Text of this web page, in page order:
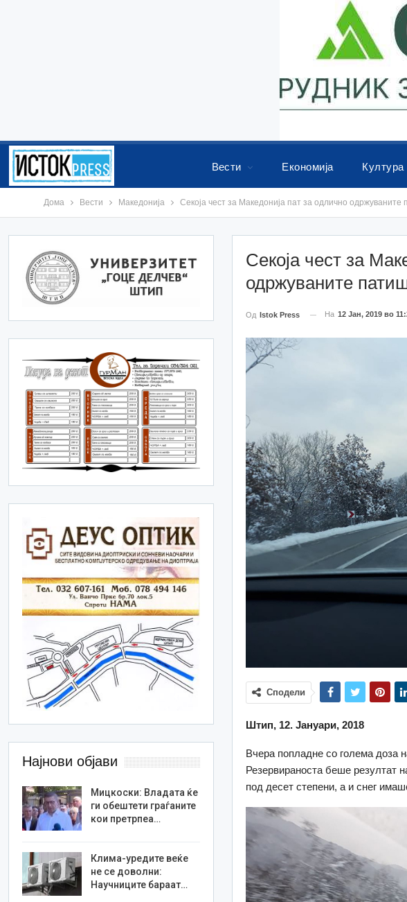
Вести Економија Култура
Дома Вести Македонија Секоја чест за Македонија пат за одлично одржуваните
Секоја чест за
одржуваните
Од Istok Press На 12 Јан, 2019 во
Сподели
Штип, 12. Јануари, 2018
Вчера попладне со голема доза
Резервираноста беше резултат
под десет степени, а и снег
Најнови објави
Мицкоски: Владата ќе
ги обештети граѓаните
кои претрпеа…
Клима-уредите веќе
не се доволни:
Научниците бараат…